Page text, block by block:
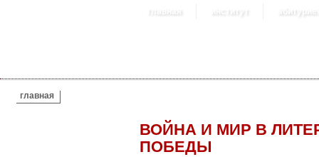
главная институт
ВЫ ЗДЕСЬ
главная
ВОЙНА И МИР В
ПОБЕДЫ